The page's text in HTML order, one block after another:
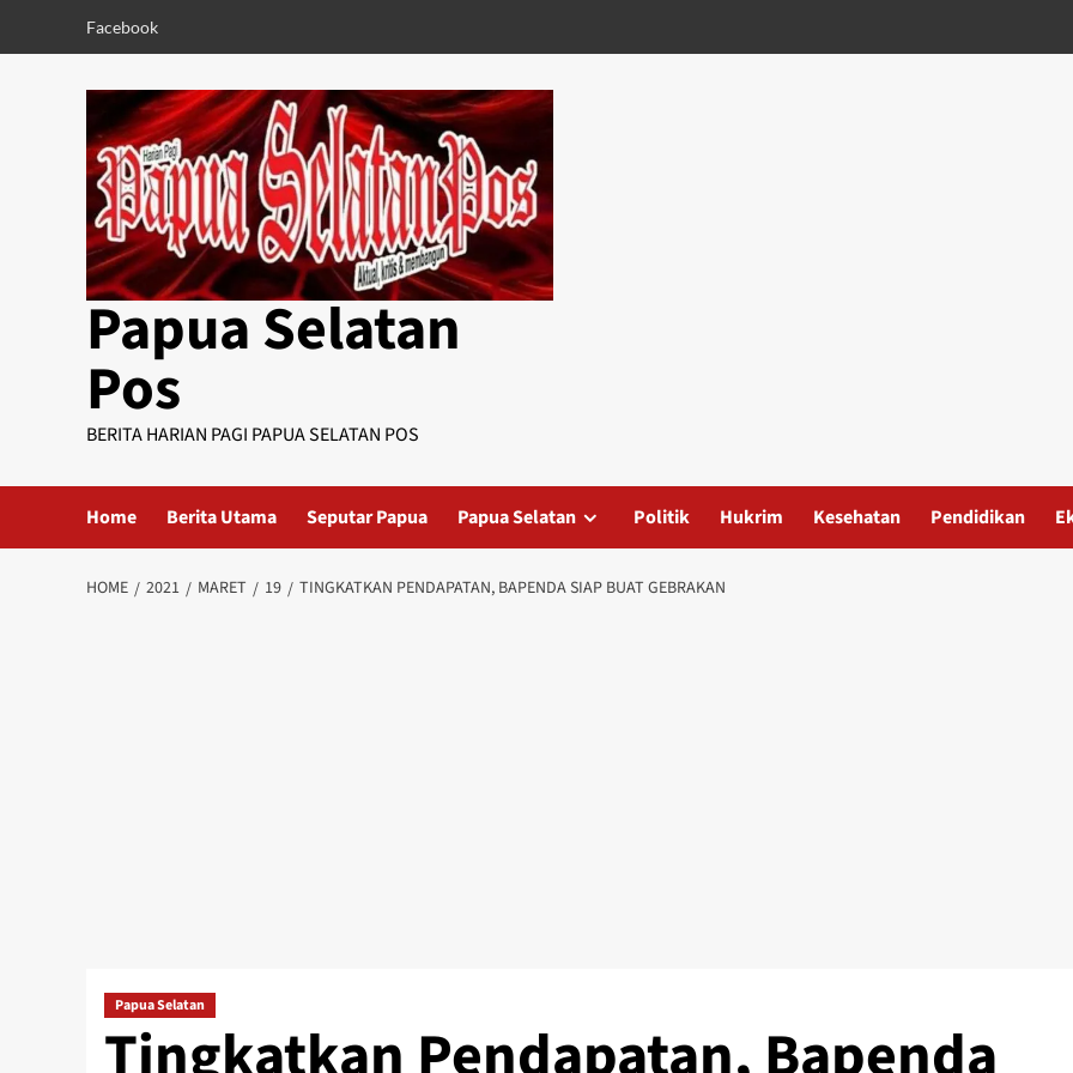
Facebook
Papua Selatan
Pos
BERITA HARIAN PAGI PAPUA SELATAN POS
Home Berita Utama Seputar Papua Papua Selatan Politik Hukrim Kesehatan Pendidikan
HOME 2021 MARET 19 TINGKATKAN PENDAPATAN, BAPENDA SIAP BUAT GEBRAKAN
Papua Selatan